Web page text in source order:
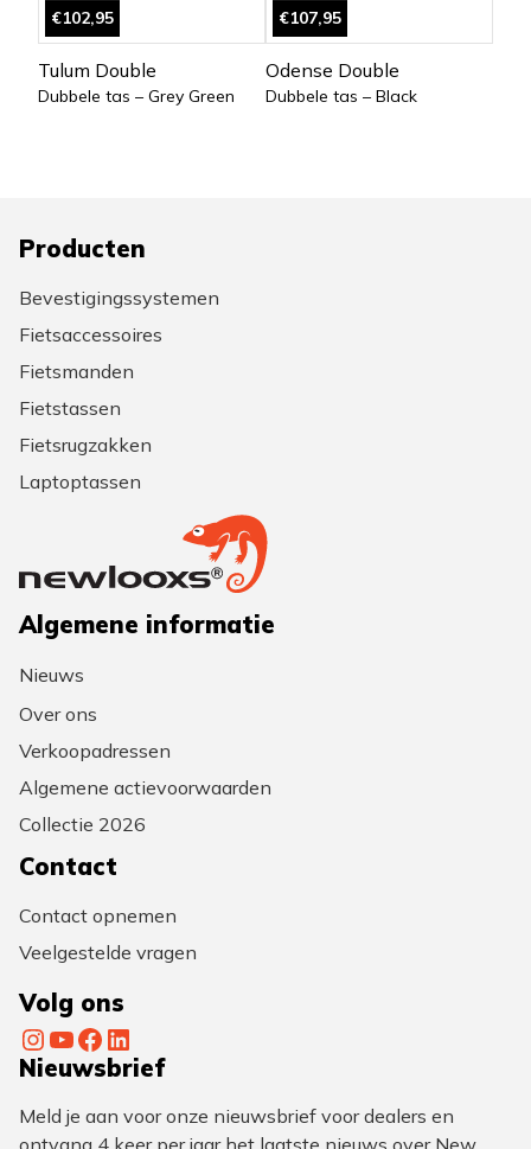
€102,95
Tulum Double
Dubbele tas – Grey Green
€107,95
Odense Double
Dubbele tas – Black
Producten
Bevestigingssystemen
Fietsaccessoires
Fietsmanden
Fietstassen
Fietsrugzakken
Laptoptassen
Algemene informatie
Nieuws
Over ons
Verkoopadressen
Algemene actievoorwaarden
Collectie 2026
Contact
Contact opnemen
Veelgestelde vragen
Volg ons
InstagramYouTube Facebook LinkedIn
Nieuwsbrief
Meld je aan voor onze nieuwsbrief voor dealers en